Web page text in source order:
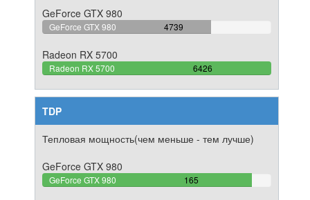
GeForce GTX 980
GeForce GTX 980 4739
73.747276688453%
Radeon RX 5700
Radeon RX 5700 6426
100%
TDP
Тепловая мощность(чем меньше - тем лучше)
GeForce GTX 980
GeForce GTX 980 165
91.666666666667%